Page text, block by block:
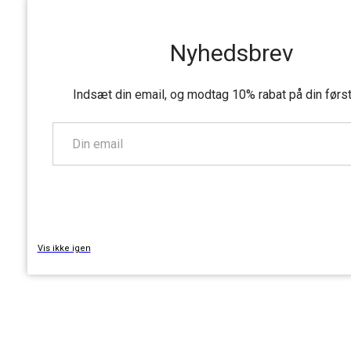
Nyhedsbrev
Indsæt din email, og modtag 10% rabat på din
Vis ikke igen